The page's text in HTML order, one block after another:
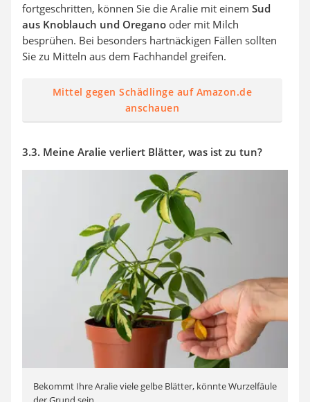
fortgeschritten, können Sie die Aralie mit einem Sud
aus Knoblauch und Oregano oder mit Milch
besprühen. Bei besonders hartnäckigen Fällen sollten
Sie zu Mitteln aus dem Fachhandel greifen.
Mittel gegen Schädlinge auf Amazon.de
anschauen
3.3. Meine Aralie verliert Blätter, was ist zu tun?
Bekommt Ihre Aralie viele gelbe Blätter, könnte Wurzelfäule